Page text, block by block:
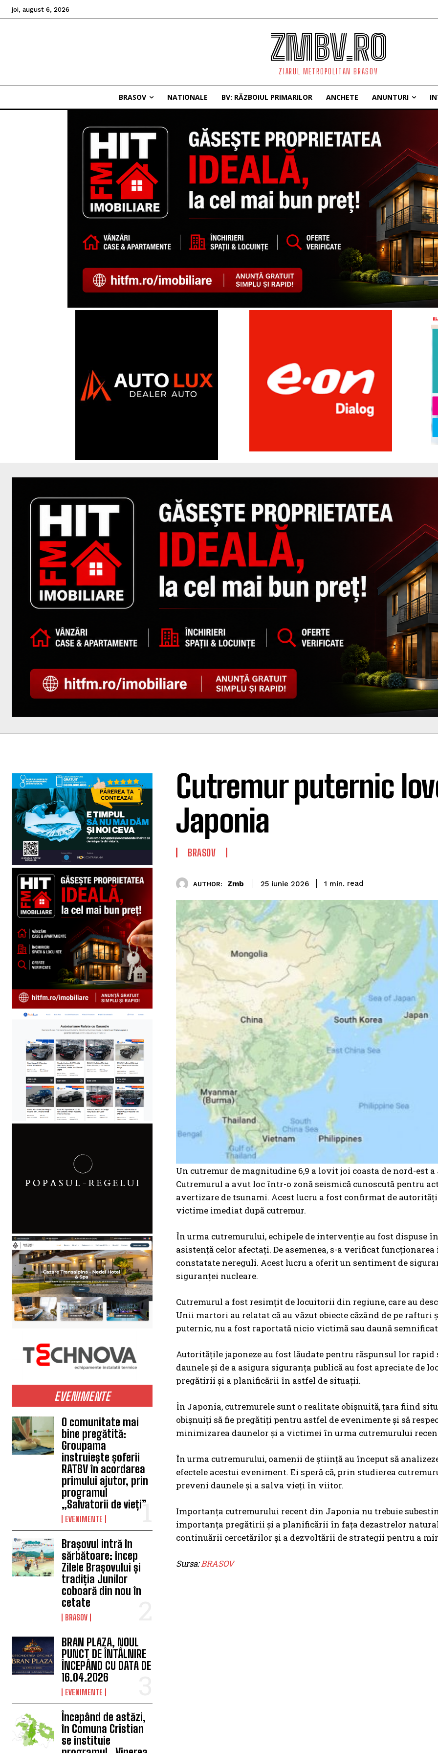
joi, august 6, 2026
ZMBV.RO
ZIARUL METROPOLITAN BRASOV
BRASOV NATIONALE BV: RĂZBOIUL PRIMARILOR ANCHETE ANUNTURI
EVENIMENTE
O comunitate mai
bine pregătită:
Groupama
instruiește șoferii
RATBV în acordarea
primului ajutor, prin
programul
„Salvatorii de vieți”
EVENIMENTE
Brașovul intră în
sărbătoare: încep
Zilele Brașovului și
tradiția Junilor
coboară din nou în
cetate
BRASOV
BRAN PLAZA, NOUL
PUNCT DE ÎNTÂLNIRE
ÎNCEPÂND CU DATA DE
16.04.2026
EVENIMENTE
Începând de astăzi,
în Comuna Cristian
se instituie
Cutremur puternic
Japonia
BRASOV
AUTHOR: Zmb 25 iunie 2026 1 min. read
Un cutremur de magnitudine 6,9 a lovit joi coasta de nord-
Cutremurul a avut loc într-o zonă seismică cunoscută pentru
avertizare de tsunami. Acest lucru a fost confirmat de
victime imediat după cutremur.
În urma cutremurului, echipele de intervenție au fost dispuse
asistență celor afectați. De asemenea, s-a verificat
constatate nereguli. Acest lucru a oferit un sentiment de
siguranței nucleare.
Cutremurul a fost resimțit de locuitorii din regiune, care au
Unii martori au relatat că au văzut obiecte căzând de pe rafturi
puternic, nu a fost raportată nicio victimă sau daună
Autoritățile japoneze au fost lăudate pentru răspunsul lor
daunele și de a asigura siguranța publică au fost apreciate de
pregătirii și a planificării în astfel de situații.
În Japonia, cutremurele sunt o realitate obișnuită, țara fiind
obișnuiți să fie pregătiți pentru astfel de evenimente și să
minimizarea daunelor și a victimei în urma cutremurului
În urma cutremurului, oamenii de știință au început să
efectele acestui eveniment. Ei speră că, prin studierea
preveni daunele și a salva vieți în viitor.
Importanța cutremurului recent din Japonia nu trebuie
importanța pregătirii și a planificării în fața dezastrelor
continuării cercetărilor și a dezvoltării de strategii pentru a
Sursa:BRASOV